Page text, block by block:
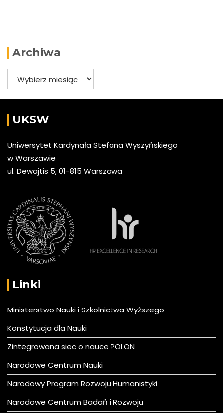
Archiwa
Archiwa
UKSW
Uniwersytet Kardynała Stefana Wyszyńskiego
w Warszawie
ul. Dewajtis 5, 01-815 Warszawa
Linki
Ministerstwo Nauki i Szkolnictwa Wyższego
Konstytucja dla Nauki
Zintegrowana siec o nauce POLON
Narodowe Centrum Nauki
Narodowy Program Rozwoju Humanistyki
Narodowe Centrum Badań i Rozwoju